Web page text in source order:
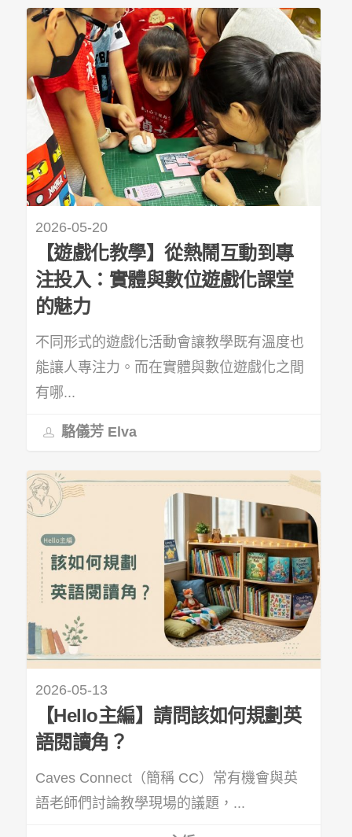
2026-05-20
【遊戲化教學】從熱鬧互動到專
注投入：實體與數位遊戲化課堂
的魅力
不同形式的遊戲化活動會讓教學既有溫度也
能讓人專注力。而在實體與數位遊戲化之間
有哪...
駱儀芳 Elva
2026-05-13
【Hello主編】請問該如何規劃英
語閱讀角？
Caves Connect（簡稱 CC）常有機會與英
語老師們討論教學現場的議題，...